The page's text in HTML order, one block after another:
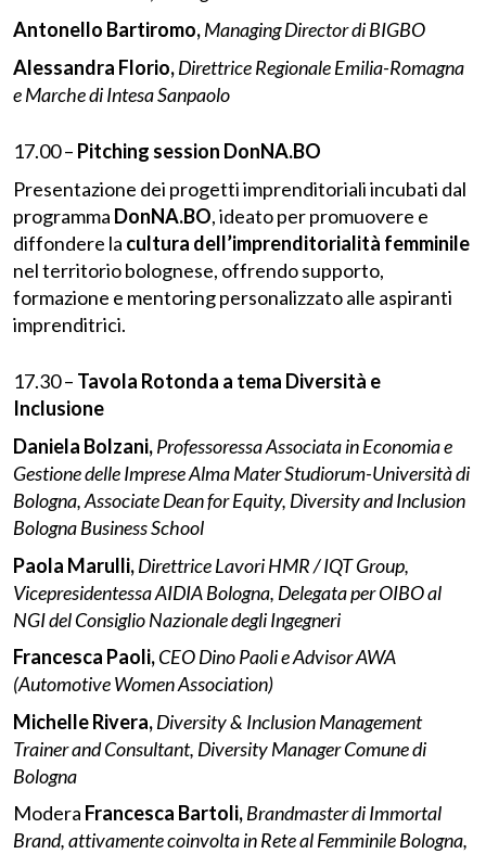
Antonello Bartiromo,Managing Director di BIGBO
Alessandra Florio,Direttrice RegionaleEmilia-Romagna
e Marche di Intesa Sanpaolo
17.00 – Pitching session DonNA.BO
Presentazione dei progetti imprenditoriali incubati dal
programma DonNA.BO, ideato per promuovere e
diffondere la cultura dell’imprenditorialità femminile
nel territorio bolognese, offrendo supporto,
formazione e mentoring personalizzato alle aspiranti
imprenditrici.
17.30 – Tavola Rotonda a tema Diversità e
Inclusione
Daniela Bolzani,Professoressa Associata in Economia e
Gestione delle Imprese Alma Mater Studiorum-Università di
Bologna, Associate Dean for Equity, Diversity and Inclusion
Bologna Business School
Paola Marulli,Direttrice Lavori HMR / IQT Group,
Vicepresidentessa AIDIA Bologna, Delegata per OIBO al
NGI del Consiglio Nazionale degli Ingegneri
Francesca Paoli,CEO Dino Paoli e Advisor AWA
(Automotive Women Association)
Michelle Rivera,Diversity & Inclusion Management
Trainer and Consultant, Diversity Manager Comune di
Bologna
Modera Francesca Bartoli,Brandmaster di Immortal
Brand, attivamente coinvolta in Rete al Femminile Bologna,